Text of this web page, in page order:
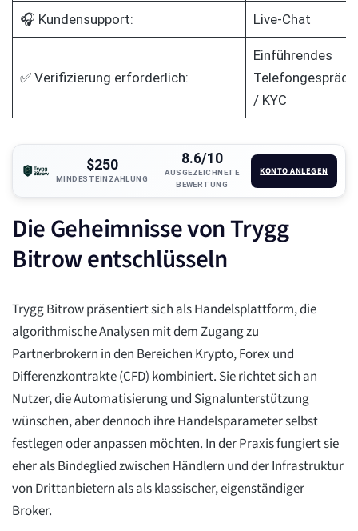
🎧 Kundensupport: Live-Chat
✅ Verifizierung erforderlich:
Einführendes
Telefongespräch
/ KYC
$250
MINDESTEINZAHLUNG
8.6/10
AUSGEZEICHNETE
BEWERTUNG
KONTO ANLEGEN
Die Geheimnisse von Trygg
Bitrow entschlüsseln
Trygg Bitrow präsentiert sich als Handelsplattform, die
algorithmische Analysen mit dem Zugang zu
Partnerbrokern in den Bereichen Krypto, Forex und
Differenzkontrakte (CFD) kombiniert. Sie richtet sich an
Nutzer, die Automatisierung und Signalunterstützung
wünschen, aber dennoch ihre Handelsparameter selbst
festlegen oder anpassen möchten. In der Praxis fungiert sie
eher als Bindeglied zwischen Händlern und der Infrastruktur
von Drittanbietern als als klassischer, eigenständiger
Broker.